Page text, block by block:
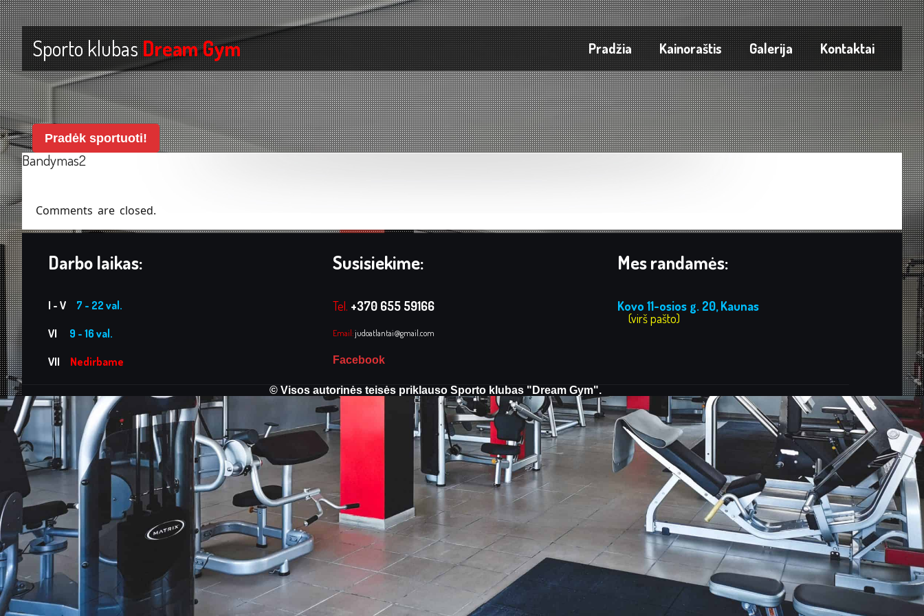
Sporto klubasDream Gym Pradžia Kainoraštis Galerija Kontaktai
Pradėk sportuoti!
Bandymas2
Comments are closed.
Darbo laikas:
I - V 7 - 22 val.
VI 9 - 16 val.
VII Nedirbame
Susisiekime:
Tel. +370 655 59166
Email:judoatlantai@gmail.com
Facebook
Mes randamės:
Kovo 11-osios g. 20, Kaunas
(virš pašto)
© Visos autorinės teisės priklauso Sporto klubas "Dream Gym".